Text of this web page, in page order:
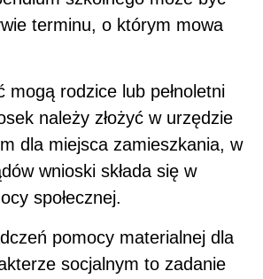
terminu, o którym mowa
mogą rodzice lub pełnoletni
należy złożyć w urzędzie
dla miejsca zamieszkania, w
wnioski składa się w
społecznej.
pomocy materialnej dla
socjalnym to zadanie